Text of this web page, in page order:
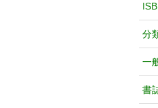
分
一
書